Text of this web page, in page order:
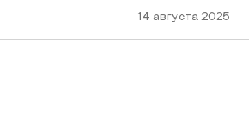
14 августа 2025